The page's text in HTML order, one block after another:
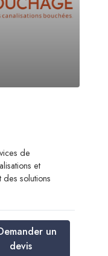
de
et
des solutions
un
devis